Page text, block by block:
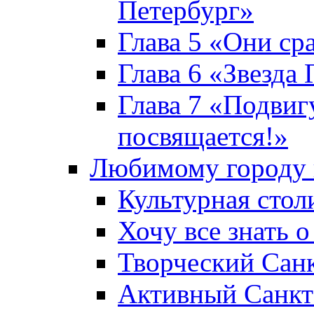
Петербург»
Глава 5 «Они
Глава 6 «Звезда
Глава 7
посвящается!»
Любимому городу
Культурная
Хочу все знать
Творческий
Активный